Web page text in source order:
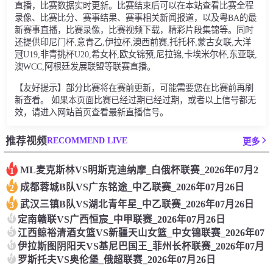
直播，比赛数据实时更新。比赛结束后可以在本站查看比赛全程
录像、比赛比分、赛事结果、赛事相关新闻报道，以及粤BA的最
新赛事直播，比赛录像，比赛视频下载，精彩片段集锦等。同时
还提供印尼门杯,意青乙,伊拉杯,澳西前赛,托托杯,蒙古女联,大洋
冠U19,非青挑杯U20,希女杯,欧女锦预,尼拉锦,卡埃米尔杯,东亚联,
澳WCC,阿根廷发展联盟等联赛直播。
【友好提示】部分比赛将在赛前更新，可能需要您在比赛前再刷
新查看。 如果本页面比赛已经过期已经过期，或者以上信号都无
效，请进入网站首页查看最新直播信号。
推荐视频RECOMMEND LIVE 更多
1 ML麦克斯林VS明斯克迪纳摩_白俄杯联赛_2026年07月2
2 成都蓉城B队VS广东铭途_中乙联赛_2026年07月26日
3 武汉三镇B队VS湖北青年星_中乙联赛_2026年07月26日
4 定南赣联VS广西恒宸_中甲联赛_2026年07月26日
5 江西鲸裕清酒女篮VS新疆天山女篮_中女锦联赛_2026年07
6 伊拉斯图阴阳天VS基尼巴国王_菲州长杯联赛_2026年07月
7 罗斯托夫VS奥伦堡_俄超联赛_2026年07月26日